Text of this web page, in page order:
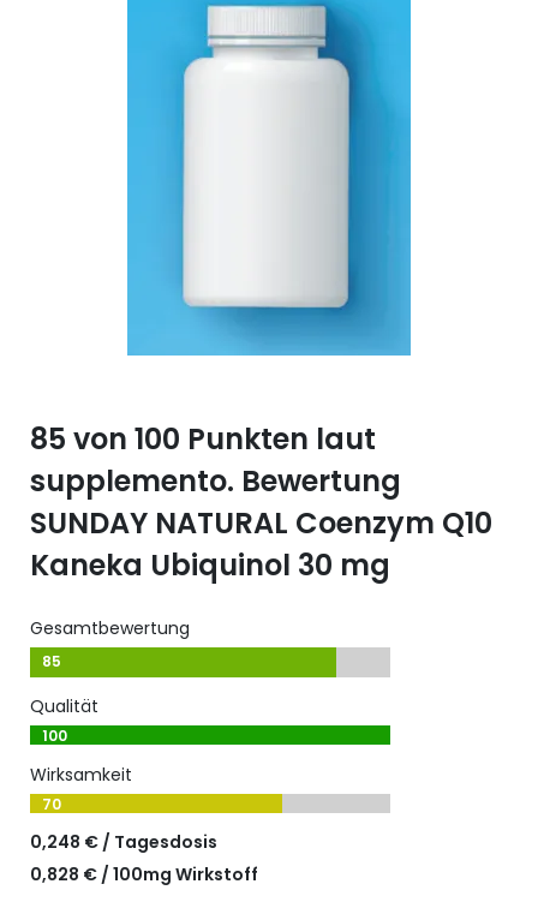
Selen (Se)
Silicium (Si)
Vitamin B12
Vitamin C
Vitamin Q (Q10)
85 von 100 Punkten laut
supplemento. Bewertung
SUNDAY NATURAL Coenzym Q10
Kaneka Ubiquinol 30 mg
Gesamtbewertung
85
Qualität
100
Wirksamkeit
70
0,248 € / Tagesdosis
0,828 € / 100mg Wirkstoff